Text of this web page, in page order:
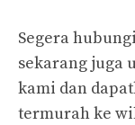
Segera hubungi
sekarang juga
kami dan
termurah ke